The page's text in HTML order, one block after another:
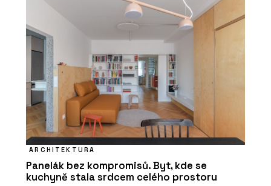
ARCHITEKTURA
Panelák bez kompromisů. Byt, kde se
kuchyně stala srdcem celého prostoru